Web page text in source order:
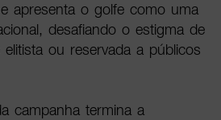
apresenta o golfe como uma
desafiando o estigma de
ou reservada a públicos
campanha termina a